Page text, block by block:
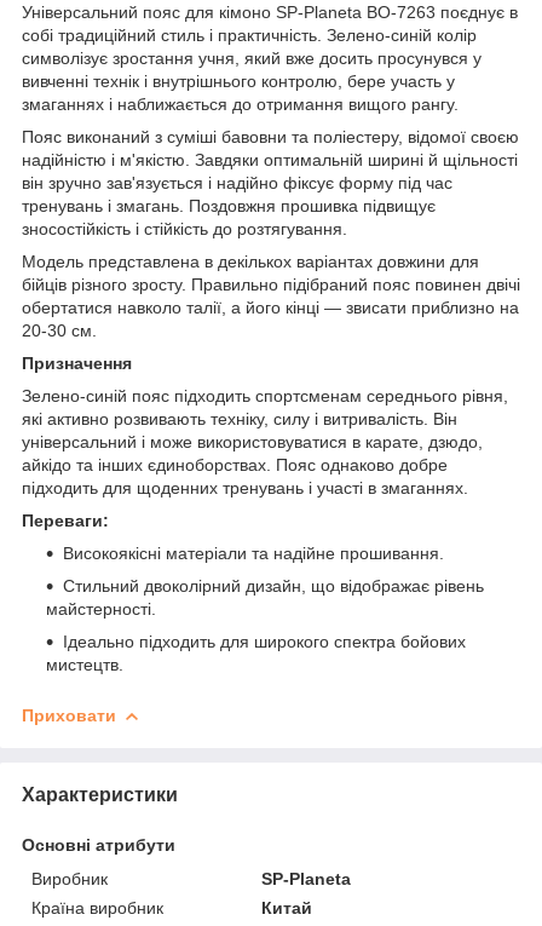
Універсальний пояс для кімоно SP-Planeta BO-7263 поєднує в
собі традиційний стиль і практичність. Зелено-синій колір
символізує зростання учня, який вже досить просунувся у
вивченні технік і внутрішнього контролю, бере участь у
змаганнях і наближається до отримання вищого рангу.
Пояс виконаний з суміші бавовни та поліестеру, відомої своєю
надійністю і м'якістю. Завдяки оптимальній ширині й щільності
він зручно зав'язується і надійно фіксує форму під час
тренувань і змагань. Поздовжня прошивка підвищує
зносостійкість і стійкість до розтягування.
Модель представлена в декількох варіантах довжини для
бійців різного зросту. Правильно підібраний пояс повинен двічі
обертатися навколо талії, а його кінці — звисати приблизно на
20-30 см.
Призначення
Зелено-синій пояс підходить спортсменам середнього рівня,
які активно розвивають техніку, силу і витривалість. Він
універсальний і може використовуватися в карате, дзюдо,
айкідо та інших єдиноборствах. Пояс однаково добре
підходить для щоденних тренувань і участі в змаганнях.
Переваги:
Високоякісні матеріали та надійне прошивання.
Стильний двоколірний дизайн, що відображає рівень
майстерності.
Ідеально підходить для широкого спектра бойових
мистецтв.
Приховати
Характеристики
Основні атрибути
Виробник
SP-Planeta
Країна виробник
Китай